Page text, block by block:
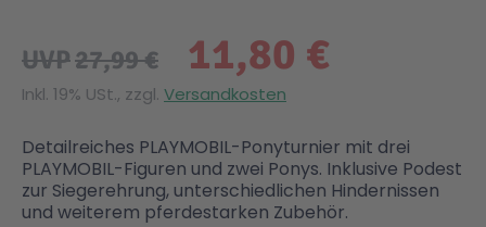
11,80 €
UVP27,99 €
Inkl. 19% USt., zzgl. Versandkosten
Detailreiches PLAYMOBIL-Ponyturnier mit drei
PLAYMOBIL-Figuren und zwei Ponys. Inklusive Podest
zur Siegerehrung, unterschiedlichen Hindernissen
und weiterem pferdestarken Zubehör.